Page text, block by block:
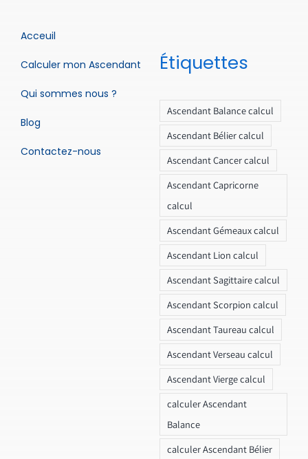
Acceuil
Calculer mon Ascendant
Qui sommes nous ?
Blog
Contactez-nous
Étiquettes
Ascendant Balance calcul
Ascendant Bélier calcul
Ascendant Cancer calcul
Ascendant Capricorne
calcul
Ascendant Gémeaux calcul
Ascendant Lion calcul
Ascendant Sagittaire calcul
Ascendant Scorpion calcul
Ascendant Taureau calcul
Ascendant Verseau calcul
Ascendant Vierge calcul
calculer Ascendant
Balance
calculer Ascendant Bélier